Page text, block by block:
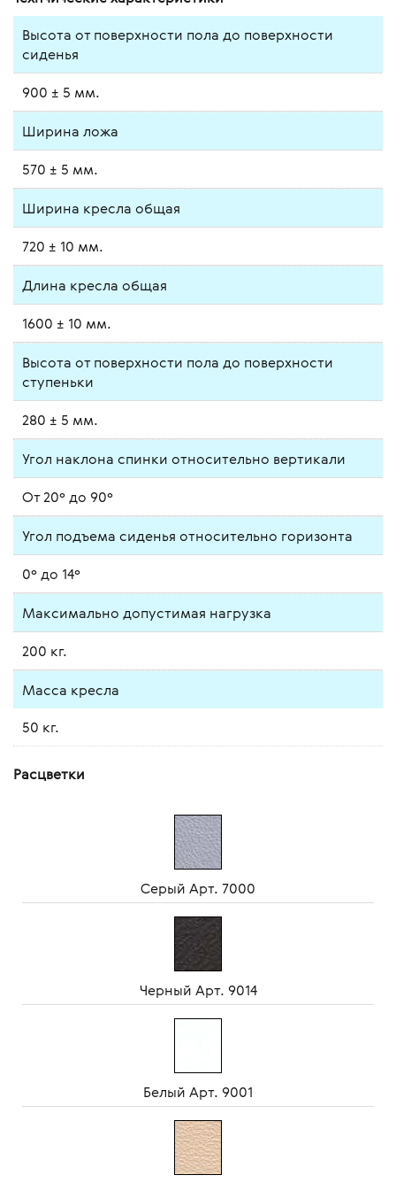
Высота от поверхности пола до поверхности
сиденья
900 ± 5 мм.
Ширина ложа
570 ± 5 мм.
Ширина кресла общая
720 ± 10 мм.
Длина кресла общая
1600 ± 10 мм.
Высота от поверхности пола до поверхности
ступеньки
280 ± 5 мм.
Угол наклона спинки относительно вертикали
От 20º до 90º
Угол подъема сиденья относительно горизонта
0º до 14º
Максимально допустимая нагрузка
200 кг.
Масса кресла
50 кг.
Расцветки
Серый Арт. 7000
Черный Арт. 9014
Белый Арт. 9001